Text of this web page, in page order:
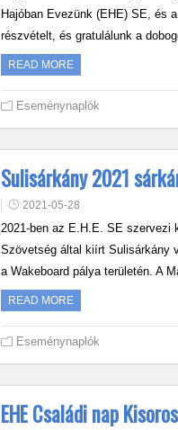
Hajóban Evezünk (EHE) SE, és
részvételt, és gratulálunk a
READ MORE
Eseménynaplók
Sulisárkány 2021
2021-05-28
2021-ben az E.H.E. SE szervezi
Szövetség által kiírt Sulisárkány
a Wakeboard pálya területén. A
READ MORE
Eseménynaplók
EHE Családi nap